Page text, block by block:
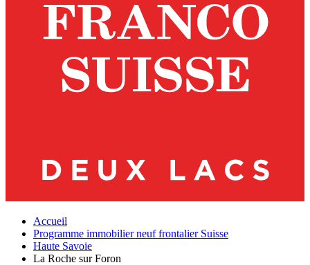
Accueil
Programme immobilier neuf frontalier Suisse
Haute Savoie
La Roche sur Foron